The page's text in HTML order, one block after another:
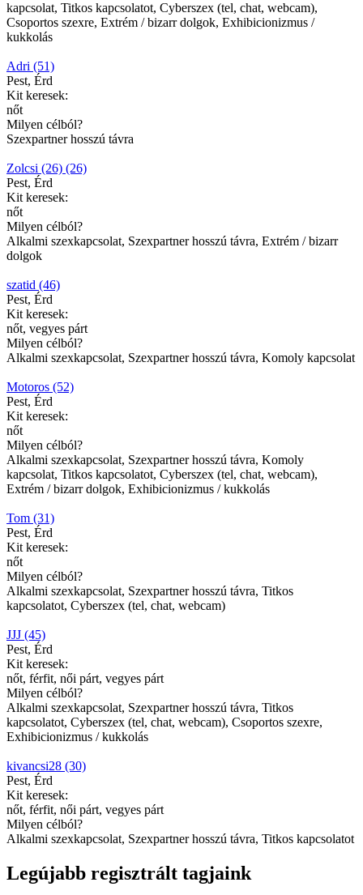
kapcsolat, Titkos kapcsolatot, Cyberszex (tel, chat, webcam),
Csoportos szexre, Extrém / bizarr dolgok, Exhibicionizmus /
kukkolás
Adri (51)
Pest, Érd
Kit keresek:
nőt
Milyen célból?
Szexpartner hosszú távra
Zolcsi (26) (26)
Pest, Érd
Kit keresek:
nőt
Milyen célból?
Alkalmi szexkapcsolat, Szexpartner hosszú távra, Extrém / bizarr
dolgok
szatid (46)
Pest, Érd
Kit keresek:
nőt, vegyes párt
Milyen célból?
Alkalmi szexkapcsolat, Szexpartner hosszú távra, Komoly kapcsolat
Motoros (52)
Pest, Érd
Kit keresek:
nőt
Milyen célból?
Alkalmi szexkapcsolat, Szexpartner hosszú távra, Komoly
kapcsolat, Titkos kapcsolatot, Cyberszex (tel, chat, webcam),
Extrém / bizarr dolgok, Exhibicionizmus / kukkolás
Tom (31)
Pest, Érd
Kit keresek:
nőt
Milyen célból?
Alkalmi szexkapcsolat, Szexpartner hosszú távra, Titkos
kapcsolatot, Cyberszex (tel, chat, webcam)
JJJ (45)
Pest, Érd
Kit keresek:
nőt, férfit, női párt, vegyes párt
Milyen célból?
Alkalmi szexkapcsolat, Szexpartner hosszú távra, Titkos
kapcsolatot, Cyberszex (tel, chat, webcam), Csoportos szexre,
Exhibicionizmus / kukkolás
kivancsi28 (30)
Pest, Érd
Kit keresek:
nőt, férfit, női párt, vegyes párt
Milyen célból?
Alkalmi szexkapcsolat, Szexpartner hosszú távra, Titkos kapcsolatot
Legújabb regisztrált tagjaink